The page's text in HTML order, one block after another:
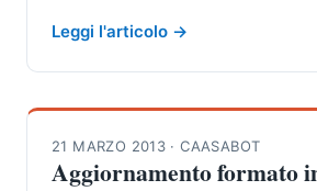
Leggi l'articolo →
21 MARZO 2013 ·CAASABOT
Aggiornamento formato